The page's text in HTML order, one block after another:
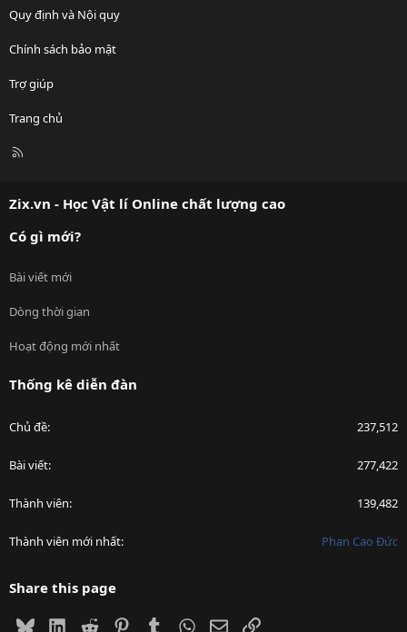
Quy định và Nội quy
Chính sách bảo mật
Trợ giúp
Trang chủ
R
Zix.vn - Học Vật lí Online chất lượng cao
Có gì mới?
Bài viết mới
Dòng thời gian
Hoạt động mới nhất
Thống kê diễn đàn
Chủ đề 237,512
Bài viết 277,422
Thành viên 139,482
Thành viên mới nhất Phan Cao Đức
Share this page
BlueskyLinkedIn
Reddit PinterestTumblrWhatsApp
EmailLink